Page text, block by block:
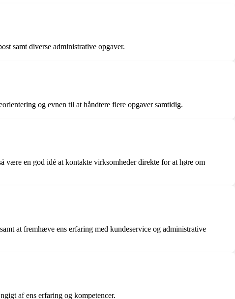
samt diverse administrative opgaver.
og evnen til at håndtere flere opgaver samtidig.
være en god idé at kontakte virksomheder direkte for at høre om
at fremhæve ens erfaring med kundeservice og administrative
af ens erfaring og kompetencer.